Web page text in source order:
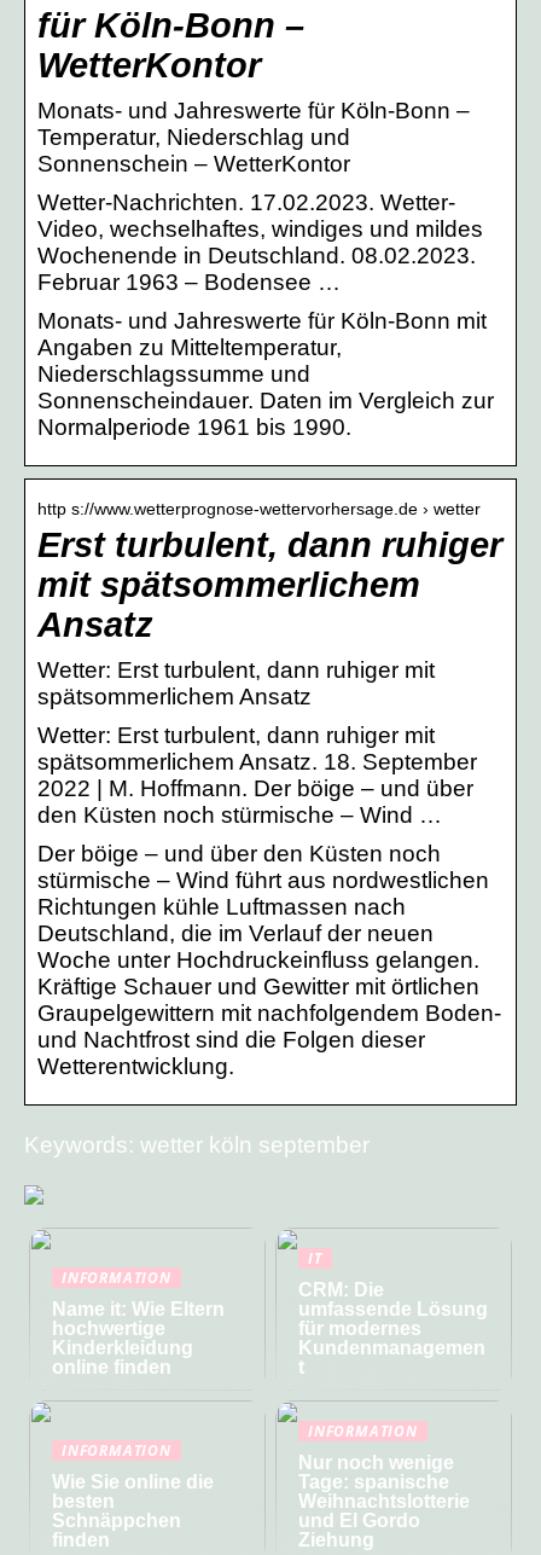
für Köln-Bonn –
WetterKontor
Monats- und Jahreswerte für Köln-Bonn –
Temperatur, Niederschlag und
Sonnenschein – WetterKontor
Wetter-Nachrichten. 17.02.2023. Wetter-
Video, wechselhaftes, windiges und mildes
Wochenende in Deutschland. 08.02.2023.
Februar 1963 – Bodensee …
Monats- und Jahreswerte für Köln-Bonn mit
Angaben zu Mitteltemperatur,
Niederschlagssumme und
Sonnenscheindauer. Daten im Vergleich zur
Normalperiode 1961 bis 1990.
http s://www.wetterprognose-wettervorhersage.de › wetter
Erst turbulent, dann ruhiger
mit spätsommerlichem
Ansatz
Wetter: Erst turbulent, dann ruhiger mit
spätsommerlichem Ansatz
Wetter: Erst turbulent, dann ruhiger mit
spätsommerlichem Ansatz. 18. September
2022 | M. Hoffmann. Der böige – und über
den Küsten noch stürmische – Wind …
Der böige – und über den Küsten noch
stürmische – Wind führt aus nordwestlichen
Richtungen kühle Luftmassen nach
Deutschland, die im Verlauf der neuen
Woche unter Hochdruckeinfluss gelangen.
Kräftige Schauer und Gewitter mit örtlichen
Graupelgewittern mit nachfolgendem Boden-
und Nachtfrost sind die Folgen dieser
Wetterentwicklung.
Keywords: wetter köln september
INFORMATION
Name it: Wie Eltern
hochwertige
Kinderkleidung
online finden
IT
CRM: Die
umfassende Lösung
für modernes
Kundenmanagemen
t
INFORMATION
Wie Sie online die
besten
Schnäppchen
finden
INFORMATION
Nur noch wenige
Tage: spanische
Weihnachtslotterie
und El Gordo
Ziehung